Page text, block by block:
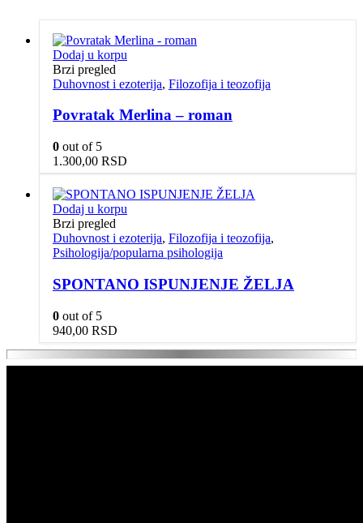
Dodaj u korpu
Brzi pregled
Duhovnost i ezoterija, Filozofija i teozofija
Povratak Merlina – roman
0 out of 5
1.300,00 RSD
Dodaj u korpu
Brzi pregled
Duhovnost i ezoterija, Filozofija i teozofija,
Psihologija/popularna psihologija
SPONTANO ISPUNJENJE ŽELJA
0 out of 5
940,00 RSD